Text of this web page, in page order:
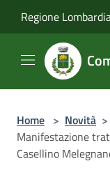
Regione
Home > Novità >
Manifestazione
Casellino